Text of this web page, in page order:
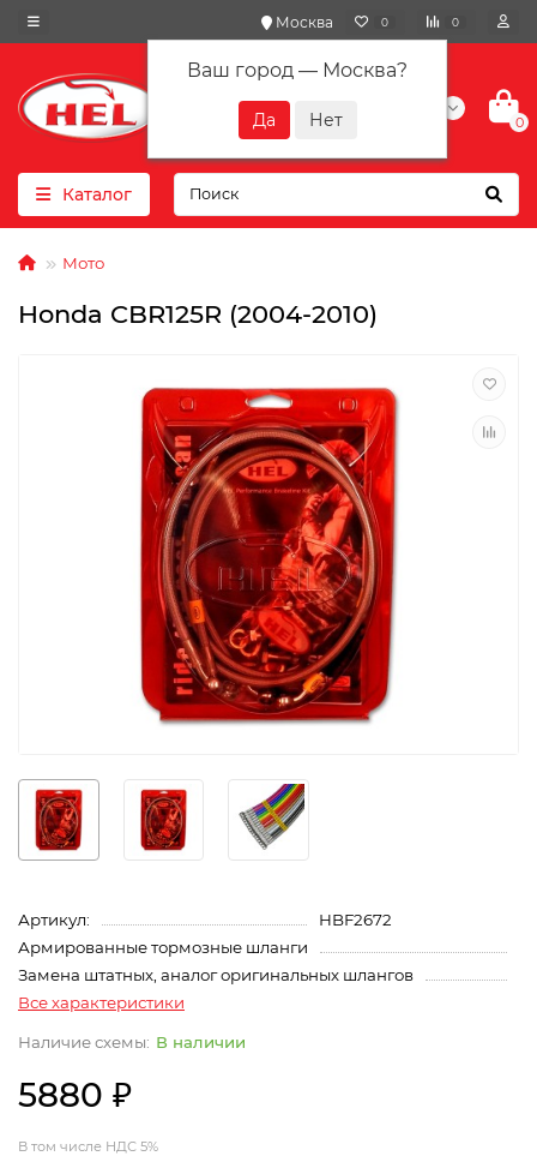
Москва
Ваш город — Москва?
0 0
+7(901) 417-10-01
0
Каталог
Мото
Honda CBR125R (2004-2010)
Артикул:
HBF2672
Армированные тормозные шланги
Замена штатных, аналог оригинальных шлангов
Все характеристики
В наличии
5880 ₽
В том числе НДС 5%